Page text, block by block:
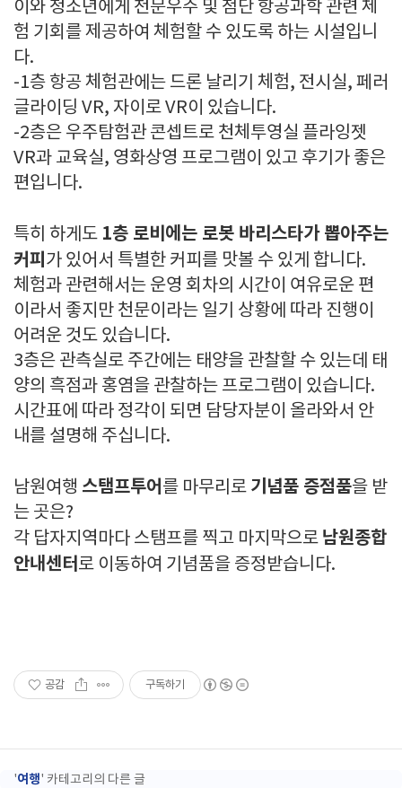
이와 청소년에게 천문우주 및 첨단 항공과학 관련 체
험 기회를 제공하여 체험할 수 있도록 하는 시설입니
다.
-1층 항공 체험관에는 드론 날리기 체험, 전시실, 페러
글라이딩 VR, 자이로 VR이 있습니다.
-2층은 우주탐험관 콘셉트로 천체투영실 플라잉젯
VR과 교육실, 영화상영 프로그램이 있고 후기가 좋은
편입니다.
특히 하게도 1층 로비에는 로봇 바리스타가 뽑아주는
커피 가 있어서 특별한 커피를 맛볼 수 있게 합니다.
체험과 관련해서는 운영 회차의 시간이 여유로운 편
이라서 좋지만 천문이라는 일기 상황에 따라 진행이
어려운 것도 있습니다.
3층은 관측실로 주간에는 태양을 관찰할 수 있는데 태
양의 흑점과 홍염을 관찰하는 프로그램이 있습니다.
시간표에 따라 정각이 되면 담당자분이 올라와서 안
내를 설명해 주십니다.
남원여행 스탬프투어 를 마무리로 기념품 증점품을 받
는 곳은?
각 답자지역마다 스탬프를 찍고 마지막으로 남원종합
안내센터 로 이동하여 기념품을 증정받습니다.
공감 구독하기
'여행' 카테고리의 다른 글